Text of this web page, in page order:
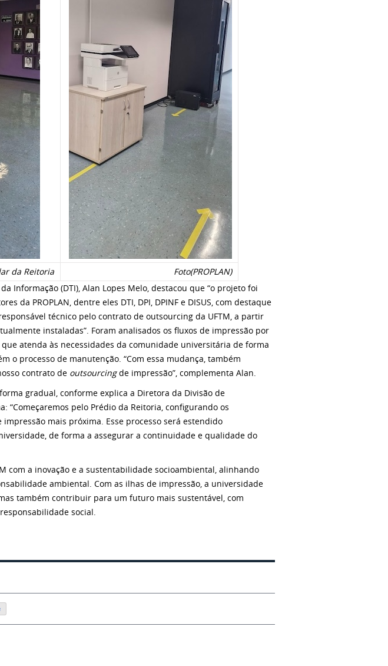
da Reitoria
Foto(PROPLAN)
Informação (DTI), Alan Lopes Melo, destacou que “o projeto foi
da PROPLAN, dentre eles DTI, DPI, DPINF e DISUS, com destaque
técnico pelo contrato de outsourcing da UFTM, a partir
instaladas”. Foram analisados os fluxos de impressão por
atenda às necessidades da comunidade universitária de forma
o processo de manutenção. “Com essa mudança, também
contrato de outsourcingde impressão”, complementa Alan.
gradual, conforme explica a Diretora da Divisão de
“Começaremos pelo Prédio da Reitoria, configurando os
mais próxima. Esse processo será estendido
de forma a assegurar a continuidade e qualidade do
com a inovação e a sustentabilidade socioambiental, alinhando
ambiental. Com as ilhas de impressão, a universidade
também contribuir para um futuro mais sustentável, com
social.